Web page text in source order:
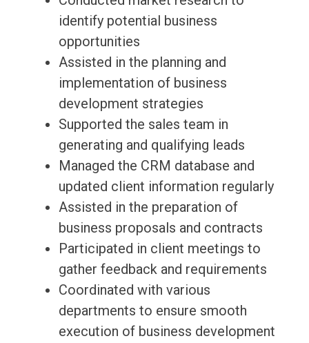
identify potential business
opportunities
Assisted in the planning and
implementation of business
development strategies
Supported the sales team in
generating and qualifying leads
Managed the CRM database and
updated client information regularly
Assisted in the preparation of
business proposals and contracts
Participated in client meetings to
gather feedback and requirements
Coordinated with various
departments to ensure smooth
execution of business development